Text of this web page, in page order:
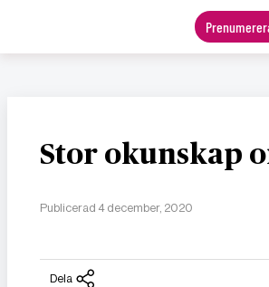
Stor okunskap
Publicerad 4 december, 2020
Dela